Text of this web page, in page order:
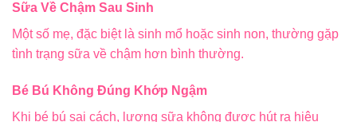
Sữa Về Chậm Sau Sinh
Một số mẹ, đặc biệt là sinh mổ hoặc sinh non, thường gặp
tình trạng sữa về chậm hơn bình thường.
Bé Bú Không Đúng Khớp Ngậm
Khi bé bú sai cách, lượng sữa không được hút ra hiệu